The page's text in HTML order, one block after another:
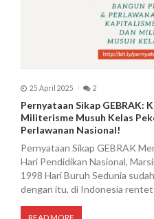
25 April 2025 2
Pernyataan Sikap GEBRAK:
Militerisme Musuh Kelas
Perlawanan Nasional!
Pernyataan Sikap GEBRAK
Hari Pendidikan Nasional,
1998 Hari Buruh Sedunia
dengan itu, di Indonesia rentet